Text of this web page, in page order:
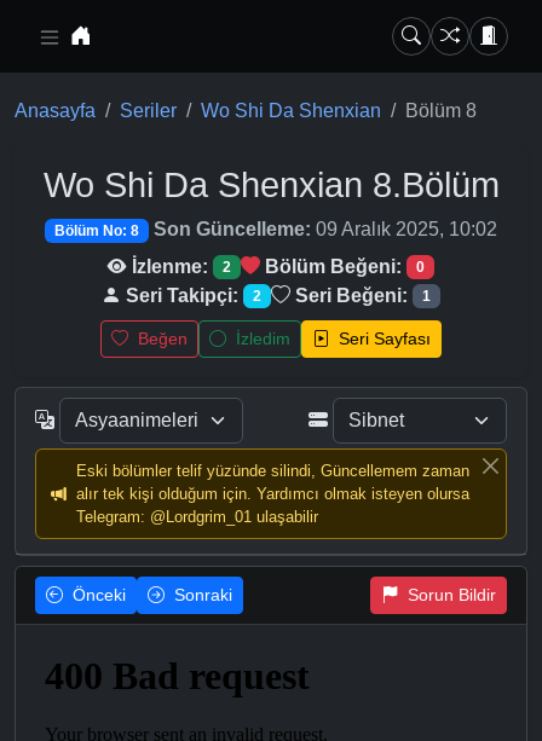
Anasayfa Seriler Wo Shi Da Shenxian Bölüm 8
Wo Shi Da Shenxian 8.Bölüm
Bölüm No: 8 Son Güncelleme: 09 Aralık 2025, 10:02
İzlenme:
2 Bölüm Beğeni: 0
Seri Takipçi: 2 Seri Beğeni: 1
Beğen İzledim Seri Sayfası
Eski bölümler telif yüzünde silindi, Güncellemem zaman
alır tek kişi olduğum için. Yardımcı olmak isteyen olursa
Telegram: @Lordgrim_01 ulaşabilir
Önceki Sonraki Sorun Bildir